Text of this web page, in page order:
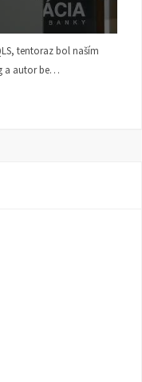
tentoraz bol naším
a autor be…